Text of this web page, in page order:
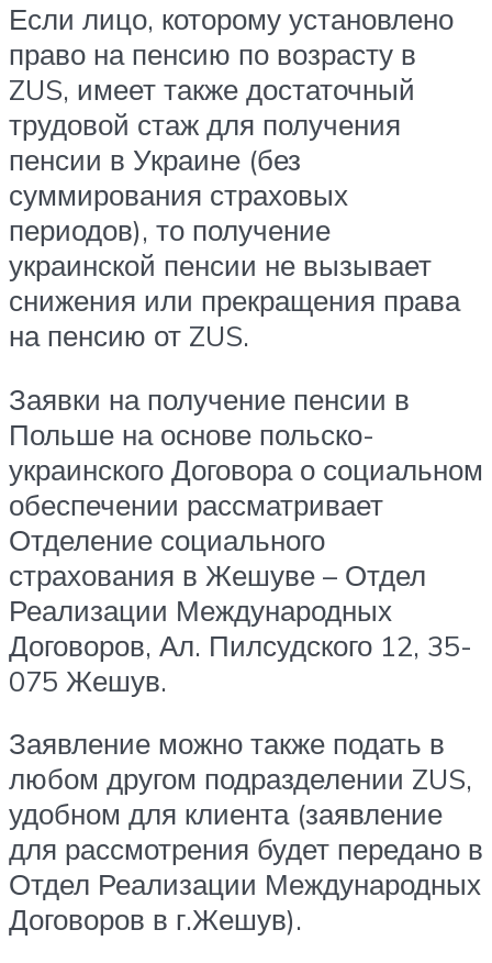
Если лицо, которому установлено
право на пенсию по возрасту в
ZUS, имеет также достаточный
трудовой стаж для получения
пенсии в Украине (без
суммирования страховых
периодов), то получение
украинской пенсии не вызывает
снижения или прекращения права
на пенсию от ZUS.
Заявки на получение пенсии в
Польше на основе польско-
украинского Договора о социальном
обеспечении рассматривает
Отделение социального
страхования в Жешуве – Отдел
Реализации Международных
Договоров, Ал. Пилсудского 12, 35-
075 Жешув.
Заявление можно также подать в
любом другом подразделении ZUS,
удобном для клиента (заявление
для рассмотрения будет передано в
Отдел Реализации Международных
Договоров в г.Жешув).